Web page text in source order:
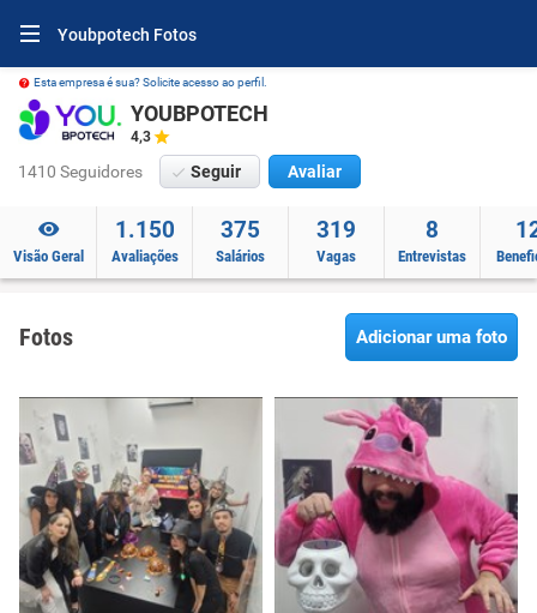
Youbpotech Fotos
Esta empresa é sua? Solicite acesso ao perfil.
YOUBPOTECH
4,3
1410 Seguidores Seguir Avaliar
Visão Geral
1.150
Avaliações
375
Salários
319
Vagas
8
Entrevistas
Fotos Adicionar uma foto